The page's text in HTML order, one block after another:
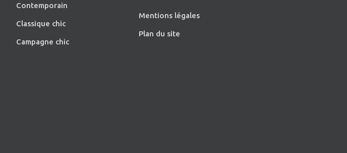
Contemporain
Classique chic
Campagne chic
Mentions légales
Plan du site